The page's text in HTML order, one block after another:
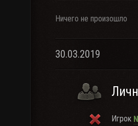
Ничего не произошло
30.03.2019
Игрок